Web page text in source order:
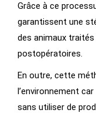
Grâce à ce
garantissent une
des animaux
postopératoires.
En outre, cette
l’environnement
sans utiliser de